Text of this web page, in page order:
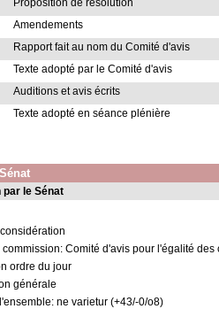
Proposition de résolution
Amendements
Rapport fait au nom du Comité d'avis
Texte adopté par le Comité d'avis
Auditions et avis écrits
Texte adopté en séance plénière
par le Sénat
commission: Comité d'avis pour l'égalité des
ordre du jour
générale
ne varietur (+43/-0/o8)